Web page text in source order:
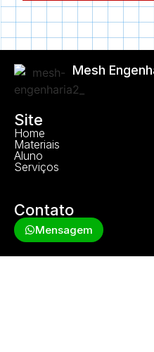
Mesh
Site
Home
Materiais
Aluno
Serviços
Contato
Mensagem